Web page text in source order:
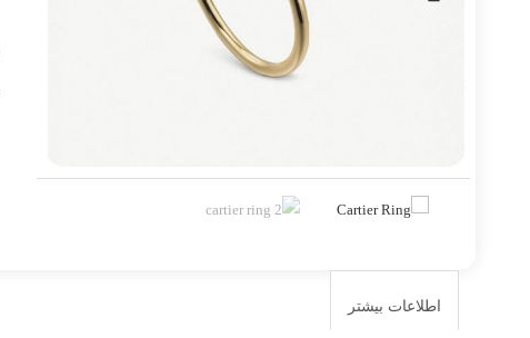
اطلاعات بیشتر